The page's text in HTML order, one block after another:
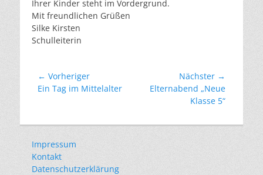
Ihrer Kinder steht im Vordergrund.
Mit freundlichen Grüßen
Silke Kirsten
Schulleiterin
Beitragsnavigation
← Vorheriger
Vorheriger
Ein Tag im Mittelalter
Nächster →
Nächster
Elternabend „Neue
Klasse 5“
Impressum
Kontakt
Datenschutzerklärung